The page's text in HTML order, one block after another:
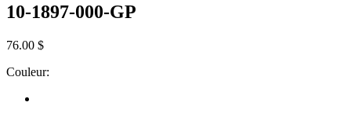
10-1897-000-GP
76.00 $
Couleur: